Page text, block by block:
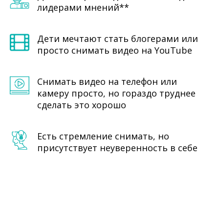
лидерами мнений**
Дети мечтают стать блогерами или
просто снимать видео на YouTube
Снимать видео на телефон или
камеру просто, но гораздо труднее
сделать это хорошо
Есть стремление снимать, но
присутствует неуверенность в себе